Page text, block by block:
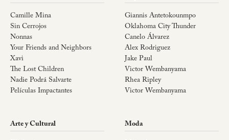
Camille Mina
Sin Cerrojos
Nonnas
Your Friends and Neighbors
Xavi
The Lost Children
Nadie Podrá Salvarte
Películas Impactantes
Giannis Antetokounmpo
Oklahoma City Thunder
Canelo Álvarez
Alex Rodriguez
Jake Paul
Victor Wembanyama
Rhea Ripley
Victor Wembanyama
Arte y Cultural Moda